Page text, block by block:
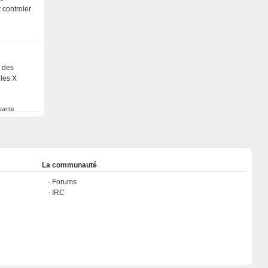
controler
des
X
La communauté
Forums
IRC